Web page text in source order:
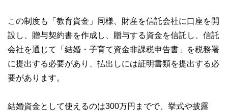
この制度も「教育資金」同様、財産を信託会社に口座を開
設し、贈与契約書を作成し、贈与する資金を信託し、信託
会社を通じて「結婚・子育て資金非課税申告書」を税務署
に提出する必要があり、払出しには証明書類を提出する必
要があります。
結婚資金として使えるのは300万円までで、挙式や披露